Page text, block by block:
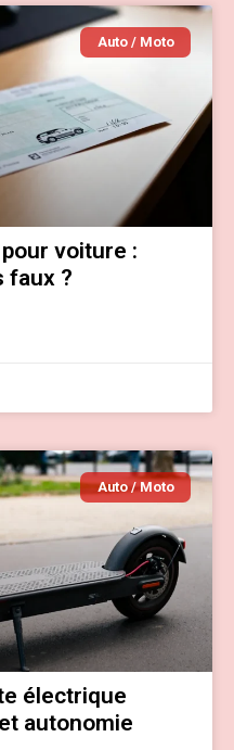
Auto / Moto
voiture :
faux ?
Auto / Moto
électrique
autonomie